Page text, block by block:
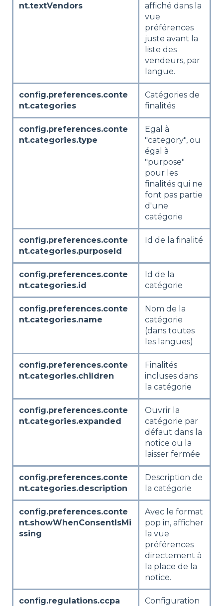
nt.textVendors
affiché dans la
vue
préférences
juste avant la
liste des
vendeurs, par
langue.
config.preferences.conte
nt.categories
Catégories de
finalités
config.preferences.conte
nt.categories.type
Egal à
"category", ou
égal à
"purpose"
pour les
finalités qui ne
font pas partie
d'une
catégorie
config.preferences.conte
nt.categories.purposeId
Id de la finalité
config.preferences.conte
nt.categories.id
Id de la
catégorie
config.preferences.conte
nt.categories.name
Nom de la
catégorie
(dans toutes
les langues)
config.preferences.conte
nt.categories.children
Finalités
incluses dans
la catégorie
config.preferences.conte
nt.categories.expanded
Ouvrir la
catégorie par
défaut dans la
notice ou la
laisser fermée
config.preferences.conte
nt.categories.description
Description de
la catégorie
config.preferences.conte
nt.showWhenConsentIsMi
ssing
Avec le format
pop in, afficher
la vue
préférences
directement à
la place de la
notice.
config.regulations.ccpa
Configuration